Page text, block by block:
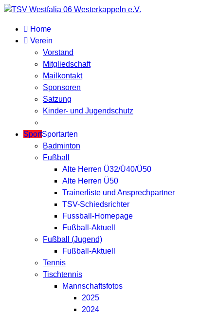
Home
Verein
Vorstand
Mitgliedschaft
Mailkontakt
Sponsoren
Satzung
Kinder- und Jugendschutz
SportSportarten
Badminton
Fußball
Alte Herren Ü32/Ü40/Ü50
Alte Herren Ü50
Trainerliste und Ansprechpartner
TSV-Schiedsrichter
Fussball-Homepage
Fußball-Aktuell
Fußball (Jugend)
Fußball-Aktuell
Tennis
Tischtennis
Mannschaftsfotos
2025
2024